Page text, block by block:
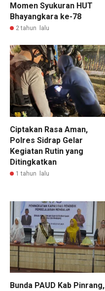
Momen Syukuran HUT
Bhayangkara ke-78
2 tahun lalu
Ciptakan Rasa Aman,
Polres Sidrap Gelar
Kegiatan Rutin yang
Ditingkatkan
1 tahun lalu
Bunda PAUD Kab Pinrang,